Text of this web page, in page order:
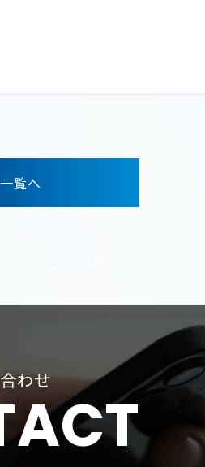
覧へ
わせ